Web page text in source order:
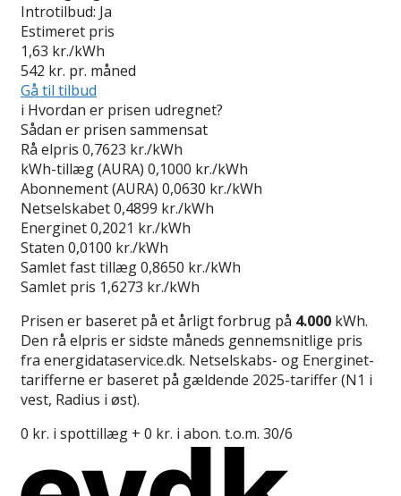
Introtilbud: Ja
Estimeret pris
1,63 kr./kWh
542 kr. pr. måned
Gå til tilbud
i Hvordan er prisen udregnet?
Sådan er prisen sammensat
Rå elpris 0,7623 kr./kWh
kWh-tillæg (AURA) 0,1000 kr./kWh
Abonnement (AURA) 0,0630 kr./kWh
Netselskabet0,4899 kr./kWh
Energinet0,2021 kr./kWh
Staten 0,0100 kr./kWh
Samlet fast tillæg0,8650 kr./kWh
Samlet pris 1,6273 kr./kWh
Prisen er baseret på et årligt forbrug på 4.000 kWh.
Den rå elpris er sidste måneds gennemsnitlige pris
fra energidataservice.dk. Netselskabs- og Energinet-
tarifferne er baseret på gældende 2025-tariffer (N1 i
vest, Radius i øst).
0 kr. i spottillæg + 0 kr. i abon. t.o.m. 30/6